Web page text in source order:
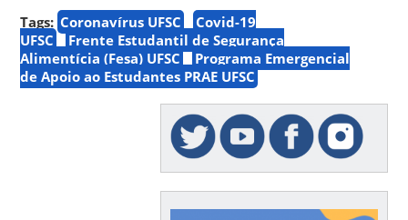
Tags: Coronavírus UFSC
Covid-19
UFSC
Frente Estudantil de Segurança
Alimentícia (Fesa) UFSC
Programa Emergencial
de Apoio ao Estudantes PRAE UFSC